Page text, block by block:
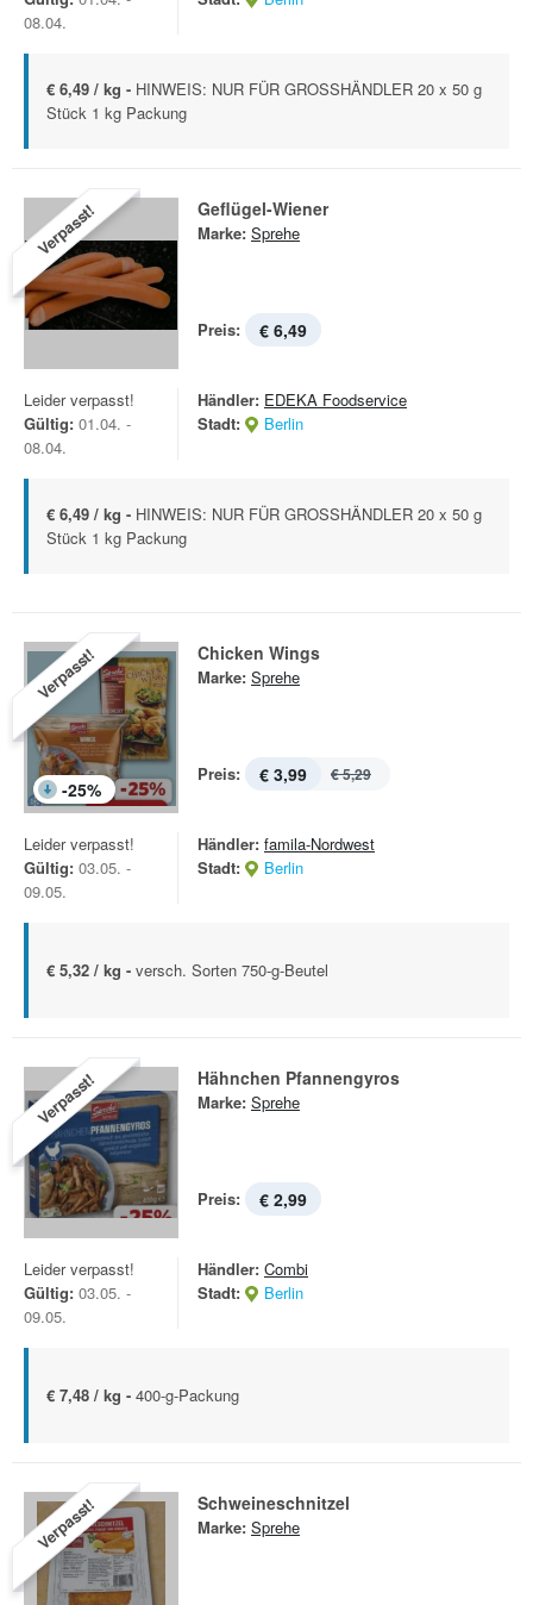
08.04.
€ 6,49 / kg - HINWEIS: NUR FÜR GROSSHÄNDLER 20 x 50 g
Stück 1 kg Packung
Verpasst! Geflügel-Wiener
Marke: Sprehe
Preis: € 6,49
Leider verpasst!
Gültig: 01.04. -
08.04.
Händler: EDEKA Foodservice
Stadt:
Berlin
€ 6,49 / kg - HINWEIS: NUR FÜR GROSSHÄNDLER 20 x 50 g
Stück 1 kg Packung
Verpasst!
-25%
Chicken Wings
Marke: Sprehe
Preis: € 3,99 € 5,29
Leider verpasst!
Gültig: 03.05. -
09.05.
Händler: famila-Nordwest
Stadt:
Berlin
€ 5,32 / kg - versch. Sorten 750-g-Beutel
Verpasst! Hähnchen Pfannengyros
Marke: Sprehe
Preis: € 2,99
Leider verpasst!
Gültig: 03.05. -
09.05.
Händler: Combi
Stadt:
Berlin
€ 7,48 / kg - 400-g-Packung
Verpasst! Schweineschnitzel
Marke: Sprehe